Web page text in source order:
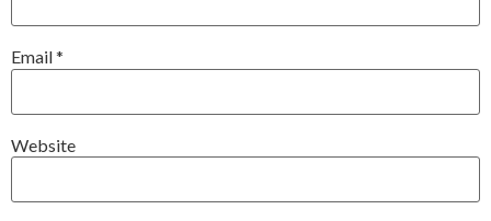
Email*
Website